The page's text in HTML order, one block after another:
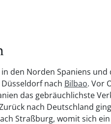
den Norden Spaniens
nach Bilbao. Vor
das gebräuchlichste
nach Deutschland
Straßburg, womit sich